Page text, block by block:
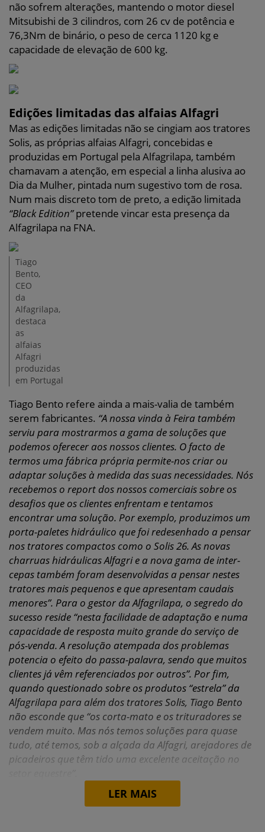
não sofrem alterações, mantendo o motor diesel
Mitsubishi de 3 cilindros, com 26 cv de potência e
76,3Nm de binário, o peso de cerca 1120 kg e
capacidade de elevação de 600 kg.
Edições limitadas das alfaias Alfagri
Mas as edições limitadas não se cingiam aos tratores
Solis, as próprias alfaias Alfagri, concebidas e
produzidas em Portugal pela Alfagrilapa, também
chamavam a atenção, em especial a linha alusiva ao
Dia da Mulher, pintada num sugestivo tom de rosa.
Num mais discreto tom de preto, a edição limitada
“Black Edition”pretende vincar esta presença da
Alfagrilapa na FNA.
Tiago
Bento,
CEO
da
Alfagrilapa,
destaca
as
alfaias
Alfagri
produzidas
em Portugal
Tiago Bento refere ainda a mais-valia de também
serem fabricantes. “A nossa vinda à Feira também
serviu para mostrarmos a gama de soluções que
podemos oferecer aos nossos clientes. O facto de
termos uma fábrica própria permite-nos criar ou
adaptar soluções à medida das suas necessidades. Nós
recebemos o report dos nossos comerciais sobre os
desafios que os clientes enfrentam e tentamos
encontrar uma solução. Por exemplo, produzimos um
porta-paletes hidráulico que foi redesenhado a pensar
nos tratores compactos como o Solis 26. As novas
charruas hidráulicas Alfagri e a nova gama de inter-
cepas também foram desenvolvidas a pensar nestes
tratores mais pequenos e que apresentam caudais
menores”. Para o gestor da Alfagrilapa, o segredo do
sucesso reside “nesta facilidade de adaptação e numa
capacidade de resposta muito grande do serviço de
pós-venda. A resolução atempada dos problemas
potencia o efeito do passa-palavra, sendo que muitos
clientes já vêm referenciados por outros”. Por fim,
quando questionado sobre os produtos “estrela” da
Alfagrilapa para além dos tratores Solis, Tiago Bento
não esconde que “os corta-mato e os trituradores se
vendem muito. Mas nós temos soluções para quase
tudo, até temos, sob a alçada da Alfagri, arejadores de
picadeiros que têm tido uma excelente aceitação no
LER MAIS